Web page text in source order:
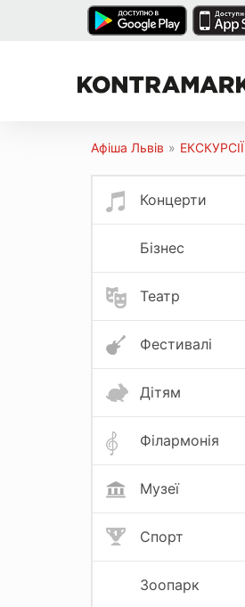
Афіша Львів » ЕКСКУРСІЇ
Концерти
Бізнес
Театр
Фестивалі
Дітям
Філармонія
Музеї
Спорт
Зоопарк